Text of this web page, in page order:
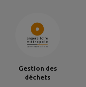
Gestion des
déchets